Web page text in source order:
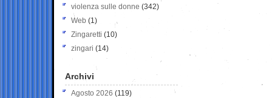
violenza sulle donne (342)
Web (1)
Zingaretti (10)
zingari (14)
Archivi
Agosto 2026 (119)